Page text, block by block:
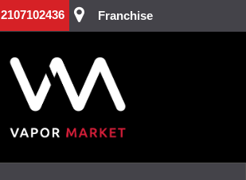
2107102436 Franchise